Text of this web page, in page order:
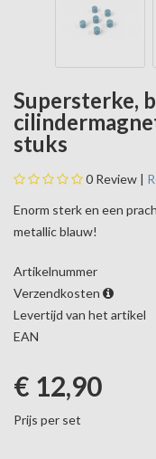
Supersterke,
stuks
0 Review |
Enorm sterk en een
metallic blauw!
Artikelnummer
Verzendkosten
Levertijd van het artikel
EAN
€ 12,90
Prijs per set